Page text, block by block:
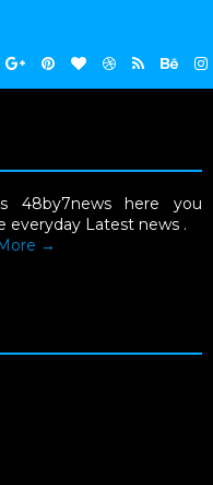
48by7news here you
everyday Latest news .
→